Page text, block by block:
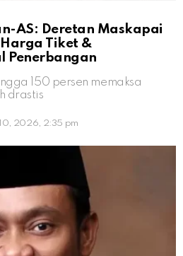
AS: Deretan Maskapai
Tiket &
Penerbangan
150 persen memaksa
drastis
2026, 2:35 pm